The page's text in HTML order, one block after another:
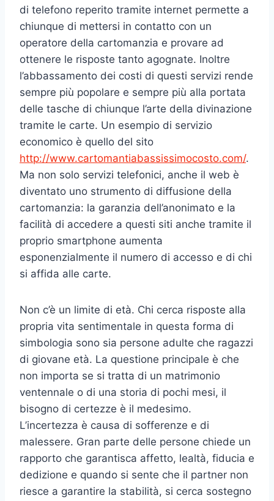
di telefono reperito tramite internet permette a
chiunque di mettersi in contatto con un
operatore della cartomanzia e provare ad
ottenere le risposte tanto agognate. Inoltre
l’abbassamento dei costi di questi servizi rende
sempre più popolare e sempre più alla portata
delle tasche di chiunque l’arte della divinazione
tramite le carte. Un esempio di servizio
economico è quello del sito
http://www.cartomantiabassissimocosto.com/.
Ma non solo servizi telefonici, anche il web è
diventato uno strumento di diffusione della
cartomanzia: la garanzia dell’anonimato e la
facilità di accedere a questi siti anche tramite il
proprio smartphone aumenta
esponenzialmente il numero di accesso e di chi
si affida alle carte.
Non c’è un limite di età. Chi cerca risposte alla
propria vita sentimentale in questa forma di
simbologia sono sia persone adulte che ragazzi
di giovane età. La questione principale è che
non importa se si tratta di un matrimonio
ventennale o di una storia di pochi mesi, il
bisogno di certezze è il medesimo.
L’incertezza è causa di sofferenze e di
malessere. Gran parte delle persone chiede un
rapporto che garantisca affetto, lealtà, fiducia e
dedizione e quando si sente che il partner non
riesce a garantire la stabilità, si cerca sostegno